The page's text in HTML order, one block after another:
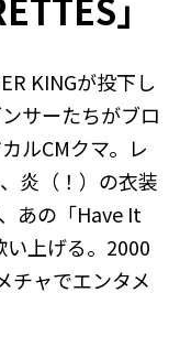
KINGが投下し
サーたちがブロ
ルCMクマ。レ
炎（！）の衣装
あの「Have It
上げる。2000
チャでエンタメ